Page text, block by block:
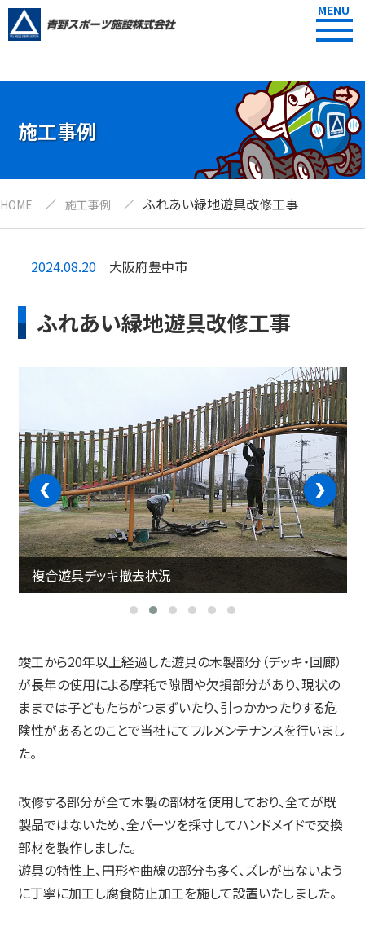
MENU
施工事例
HOME 施工事例 ふれあい緑地遊具改修工事
2024.08.20 大阪府豊中市
ふれあい緑地遊具改修工事
複合遊具デッキ撤去状況
‹
竣工から20年以上経過した遊具の木製部分（デッキ・回廊）
が長年の使用による摩耗で隙間や欠損部分があり、現状の
ままでは子どもたちがつまずいたり、引っかかったりする危
険性があるとのことで当社にてフルメンテナンスを行いまし
た。
改修する部分が全て木製の部材を使用しており、全てが既
製品ではないため、全パーツを採寸してハンドメイドで交換
部材を製作しました。
遊具の特性上、円形や曲線の部分も多く、ズレが出ないよう
に丁寧に加工し腐食防止加工を施して設置いたしました。